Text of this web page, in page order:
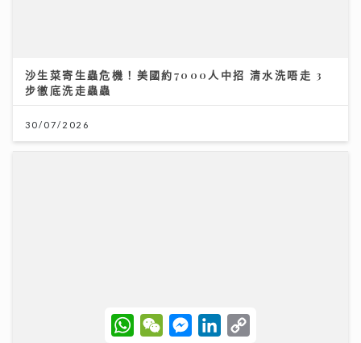
沙生菜寄生蟲危機！美國約7000人中招 清水洗唔走 3
步徹底洗走蟲蟲
30/07/2026
W
h
W
e
M
e
L